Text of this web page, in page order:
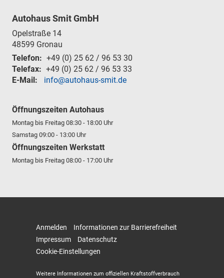
Autohaus Smit GmbH
Opelstraße 14
48599 Gronau
Telefon: +49 (0) 25 62 / 96 53 30
Telefax: +49 (0) 25 62 / 96 53 33
E-Mail:
info@autohaus-smit.de
Öffnungszeiten Autohaus
Montag bis Freitag 08:30 - 18:00 Uhr
Samstag 09:00 - 13:00 Uhr
Öffnungszeiten Werkstatt
Montag bis Freitag 08:00 - 17:00 Uhr
Anmelden
Informationen zur Barrierefreiheit
Impressum
Datenschutz
Cookie-Einstellungen
Weitere Informationen zum offiziellen Kraftstoffverbrauch